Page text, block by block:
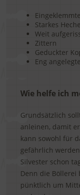
Starkes
Weit
Zittern
Geduckter
Eng
Wie helfe ich
Grundsätzlich
anleinen, damit
kann sowohl für
gefährlich
Silvester schon
Denn die
pünktlich um